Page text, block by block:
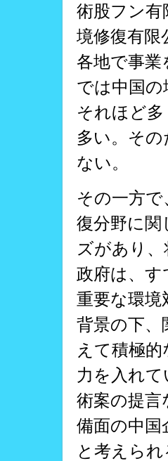
術股フン有
境修復有限
各地で事業
では中国の
それほど
多い。そ
ない。
その一方
復分野に
ズがあり
政府は、す
重要な環
背景の下、
えて積極
力を入れ
術案の提
備面の中国
と考えら